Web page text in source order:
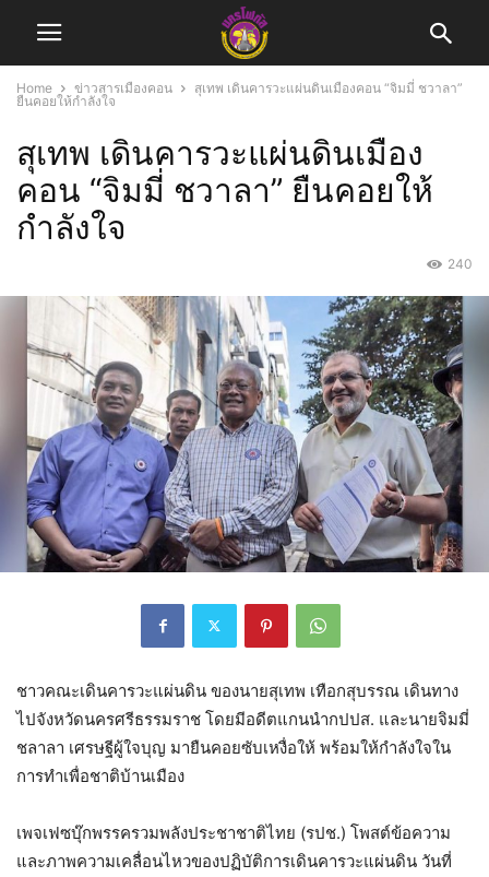
Home ข่าวสารเมืองคอน
สุเทพ เดินคารวะแผ่นดินเมืองคอน “จิมมี่ ชวาลา”
ยืนคอยให้กำลังใจ
สุเทพ เดินคารวะแผ่นดินเมือง
คอน “จิมมี่ ชวาลา” ยืนคอยให้
กำลังใจ
240
ชาวคณะเดินคารวะแผ่นดิน ของนายสุเทพ เทือกสุบรรณ เดินทาง
ไปจังหวัดนครศรีธรรมราช โดยมีอดีตแกนนำกปปส. และนายจิมมี่
ชลาลา เศรษฐีผู้ใจบุญ มายืนคอยซับเหงื่อให้ พร้อมให้กำลังใจใน
การทำเพื่อชาติบ้านเมือง
เพจเฟซบุ๊กพรรครวมพลังประชาชาติไทย (รปช.) โพสต์ข้อความ
และภาพความเคลื่อนไหวของปฏิบัติการเดินคารวะแผ่นดิน วันที่